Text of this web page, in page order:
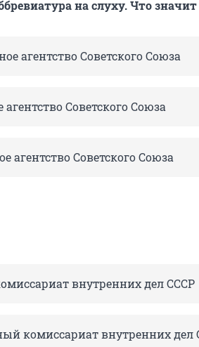
на слуху. Что
агентство Советского Союза
агентство Советского Союза
агентство Советского Союза
внутренних дел СССР
комиссариат внутренних дел